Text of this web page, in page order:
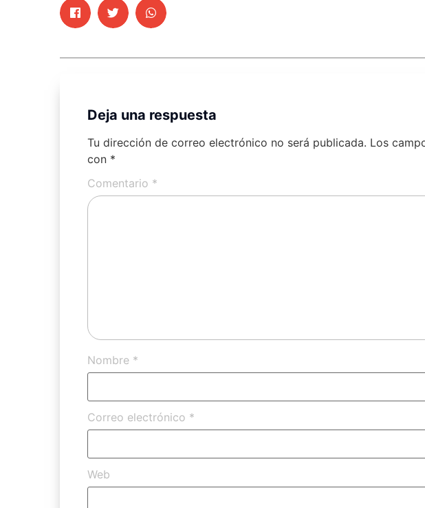
Deja una respuesta
Tu dirección de correo electrónico no será publicada. Los
con *
Comentario *
Nombre *
Correo electrónico *
Web